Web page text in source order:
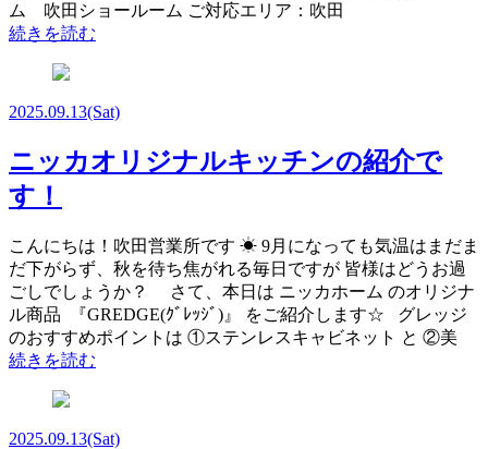
ム 吹田ショールーム ご対応エリア：吹田
続きを読む
2025.09.13(Sat)
ニッカオリジナルキッチンの紹介で
す！
こんにちは！吹田営業所です ☀ 9月になっても気温はまだま
だ下がらず、秋を待ち焦がれる毎日ですが 皆様はどうお過
ごしでしょうか？ さて、本日は ニッカホーム のオリジナ
ル商品 『GREDGE(ｸﾞﾚｯｼﾞ)』 をご紹介します☆ グレッジ
のおすすめポイントは ①ステンレスキャビネット と ②美
続きを読む
2025.09.13(Sat)